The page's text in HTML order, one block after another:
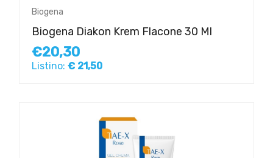
Biogena
Biogena Diakon Krem Flacone 30 Ml
€20,30
Listino: € 21,50